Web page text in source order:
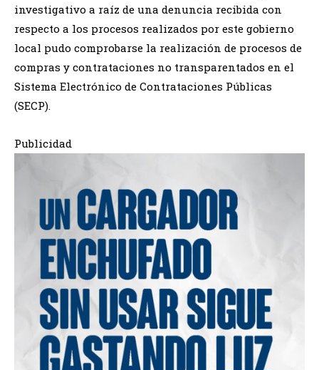
investigativo a raíz de una denuncia recibida con
respecto a los procesos realizados por este gobierno
local pudo comprobarse la realización de procesos de
compras y contrataciones no transparentados en el
Sistema Electrónico de Contrataciones Públicas
(SECP).
Publicidad